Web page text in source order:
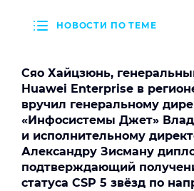
НОВОСТИ ПО ТЕМЕ
Сяо Хайцзюнь,
Huawei Enterprise в
вручил генеральному
«Инфосистемы Джет»
и исполнительному
Александру Зисману
подтверждающий
статуса CSP 5 звёзд по